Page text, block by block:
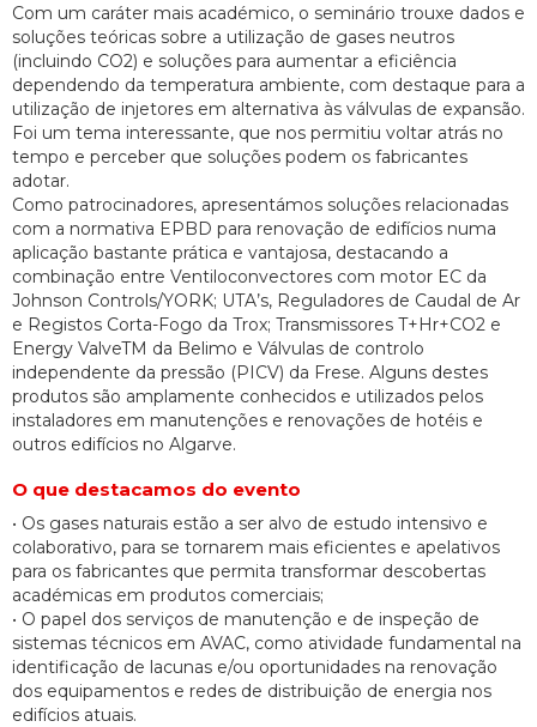
Com um caráter mais académico, o seminário trouxe dados e
soluções teóricas sobre a utilização de gases neutros
(incluindo CO2) e soluções para aumentar a eficiência
dependendo da temperatura ambiente, com destaque para a
utilização de injetores em alternativa às válvulas de expansão.
Foi um tema interessante, que nos permitiu voltar atrás no
tempo e perceber que soluções podem os fabricantes
adotar.
Como patrocinadores, apresentámos soluções relacionadas
com a normativa EPBD para renovação de edifícios numa
aplicação bastante prática e vantajosa, destacando a
combinação entre Ventiloconvectores com motor EC da
Johnson Controls/YORK; UTA’s, Reguladores de Caudal de Ar
e Registos Corta-Fogo da Trox; Transmissores T+Hr+CO2 e
Energy ValveTM da Belimo e Válvulas de controlo
independente da pressão (PICV) da Frese. Alguns destes
produtos são amplamente conhecidos e utilizados pelos
instaladores em manutenções e renovações de hotéis e
outros edifícios no Algarve.
O que destacamos do evento
• Os gases naturais estão a ser alvo de estudo intensivo e
colaborativo, para se tornarem mais eficientes e apelativos
para os fabricantes que permita transformar descobertas
académicas em produtos comerciais;
• O papel dos serviços de manutenção e de inspeção de
sistemas técnicos em AVAC, como atividade fundamental na
identificação de lacunas e/ou oportunidades na renovação
dos equipamentos e redes de distribuição de energia nos
edifícios atuais.